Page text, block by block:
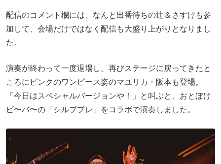
配信のコメント欄には、なんと出番待ちの辻＆さすけも参
加して、会場だけではなく配信も大盛り上がりとなりまし
た。
演奏が終わって一度退場し、再びステージに戻ってきたと
ころにピンクのワンピース姿のマユリカ・阪本も登場。
「今日はスペシャルバージョンや！」と叫ぶと、おとぼけ
ビ〜バ〜の「シルブプレ」をコラボで演奏しました。